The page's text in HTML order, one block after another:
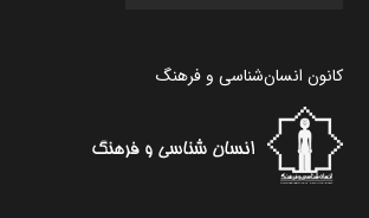
کانون انسان‌شناسی و فرهنگ